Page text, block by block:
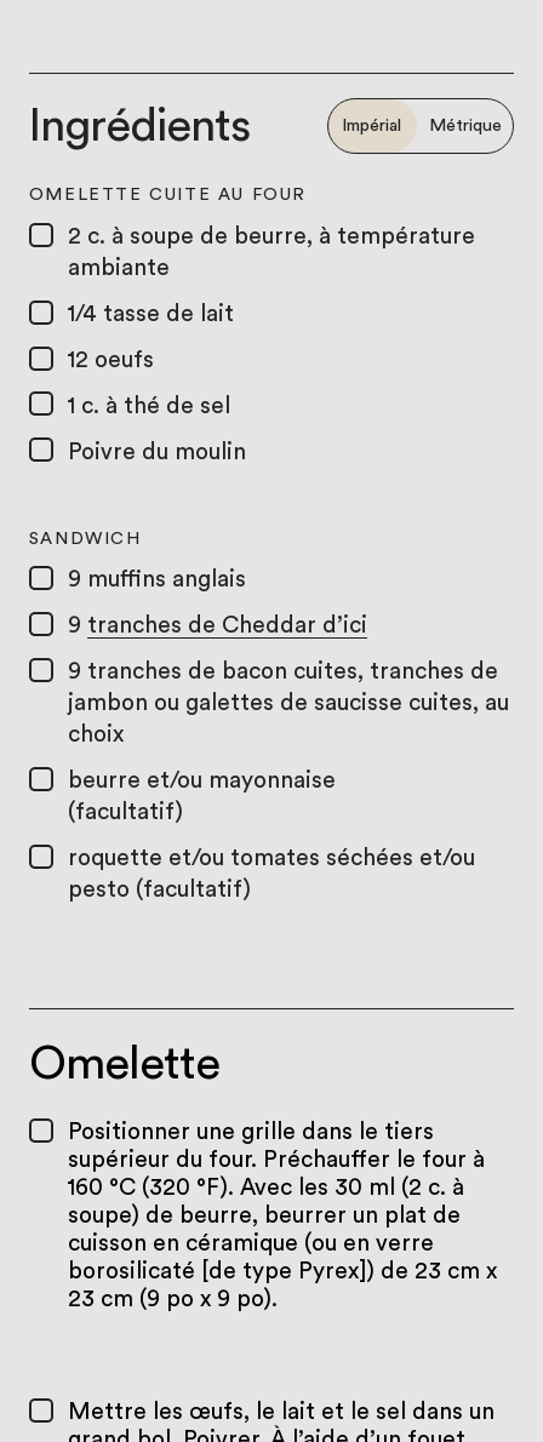
Ingrédients Impérial Métrique
OMELETTE CUITE AU FOUR
2 c. à soupe de beurre, à température
ambiante
1/4 tasse de lait
12 oeufs
1 c. à thé de sel
Poivre du moulin
SANDWICH
9 muffins anglais
9 tranches de Cheddar d’ici
9 tranches de bacon cuites, tranches de
jambon ou galettes de saucisse cuites, au
choix
beurre et/ou mayonnaise
(facultatif)
roquette et/ou tomates séchées et/ou
pesto (facultatif)
Omelette
Positionner une grille dans le tiers
supérieur du four. Préchauffer le four à
160 °C (320 °F). Avec les 30 ml (2 c. à
soupe) de beurre, beurrer un plat de
cuisson en céramique (ou en verre
borosilicaté [de type Pyrex]) de 23 cm x
23 cm (9 po x 9 po).
Mettre les œufs, le lait et le sel dans un